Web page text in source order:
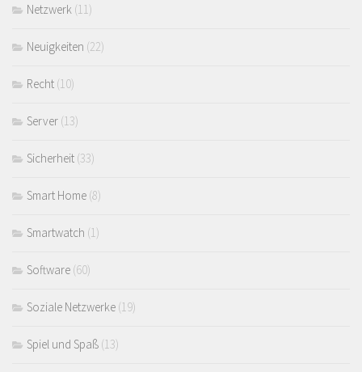
Netzwerk (11)
Neuigkeiten (22)
Recht (10)
Server (13)
Sicherheit (33)
Smart Home (8)
Smartwatch (1)
Software (60)
Soziale Netzwerke (19)
Spiel und Spaß (13)